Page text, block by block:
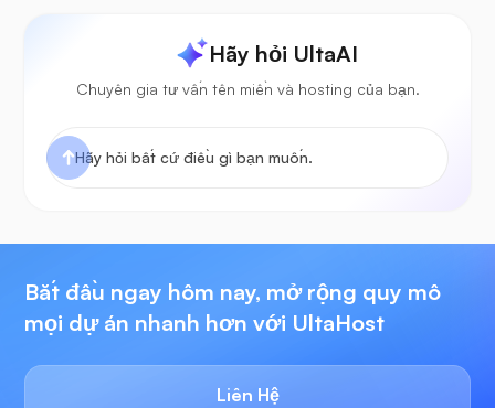
Hãy hỏi UltaAI
Chuyên gia tư vấn tên miền và hosting của bạn.
Bắt đầu ngay hôm nay, mở rộng quy mô
mọi dự án nhanh hơn với UltaHost
Liên Hệ